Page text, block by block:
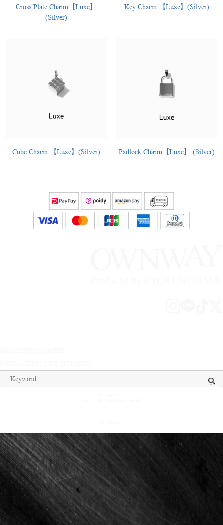
Cross Plate Charm【Luxe】
(Silver)
Key Charm 【Luxe】(Silver)
Cube Charm 【Luxe】(Silver) Padlock Charm【Luxe】 (Silver)